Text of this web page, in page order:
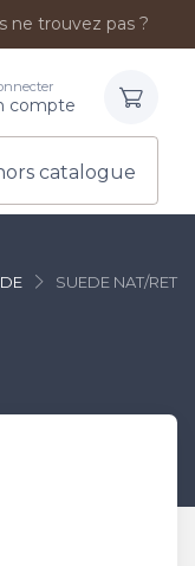
ne trouvez pas ?
compte
catalogue
SUEDE NAT/RET